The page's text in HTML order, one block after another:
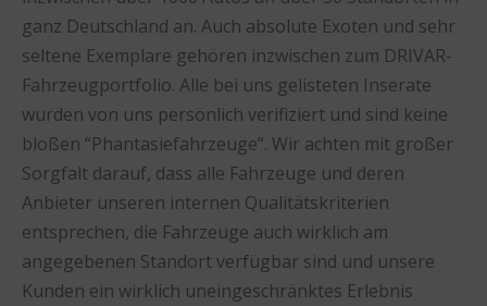
ganz Deutschland an. Auch absolute Exoten und sehr
seltene Exemplare gehören inzwischen zum DRIVAR-
Fahrzeugportfolio. Alle bei uns gelisteten Inserate
wurden von uns persönlich verifiziert und sind keine
bloßen “Phantasiefahrzeuge”. Wir achten mit großer
Sorgfalt darauf, dass alle Fahrzeuge und deren
Anbieter unseren internen Qualitätskriterien
entsprechen, die Fahrzeuge auch wirklich am
angegebenen Standort verfügbar sind und unsere
Kunden ein wirklich uneingeschränktes Erlebnis